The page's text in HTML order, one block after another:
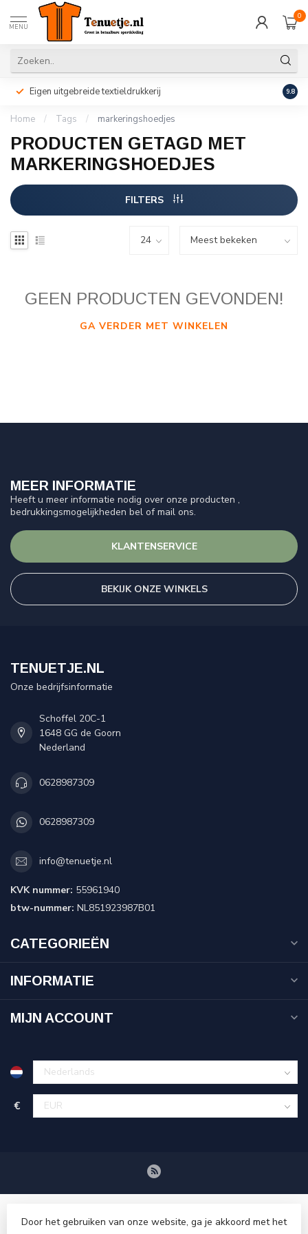
MENU
0
Eigen uitgebreide textieldrukkerij 9.8
Home / Tags / markeringshoedjes
PRODUCTEN GETAGD MET
MARKERINGSHOEDJES
FILTERS
GEEN PRODUCTEN GEVONDEN!
GA VERDER MET WINKELEN
MEER INFORMATIE
Heeft u meer informatie nodig over onze producten ,
bedrukkingsmogelijkheden bel of mail ons.
KLANTENSERVICE
BEKIJK ONZE WINKELS
TENUETJE.NL
Onze bedrijfsinformatie
Schoffel 20C-1
1648 GG de Goorn
Nederland
0628987309
0628987309
info@tenuetje.nl
KVK nummer: 55961940
btw-nummer: NL851923987B01
CATEGORIEËN
INFORMATIE
MIJN ACCOUNT
€
Door het gebruiken van onze website, ga je akkoord met het